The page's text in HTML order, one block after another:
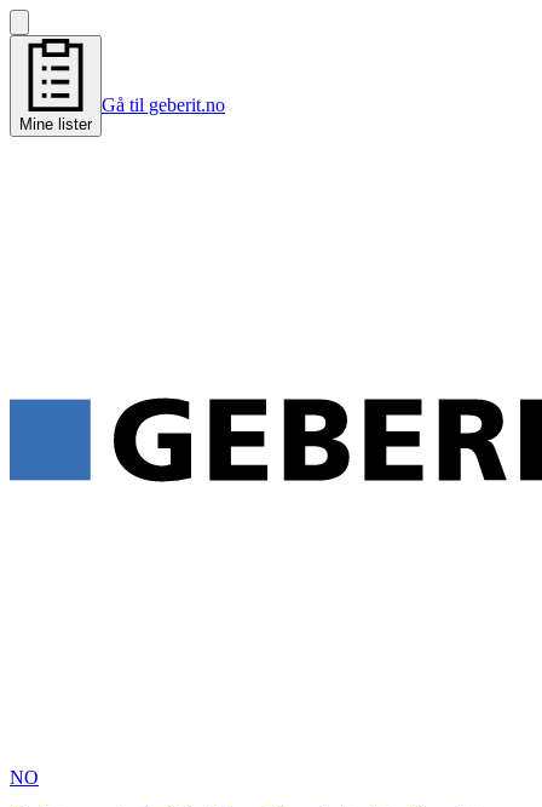
Mine lister
Gå til geberit.no
NO